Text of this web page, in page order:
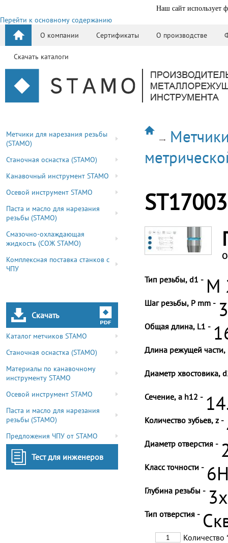
Наш сайт использует
Перейти к основному содержанию
О компании
Сертификаты О производстве
Скачать каталоги
Метчики для нарезания резьбы
(STAMO)
Станочная оснастка (STAMO)
Канавочный инструмент STAMO
Осевой инструмент STAMO
Паста и масло для нарезания
резьбы (STAMO)
Смазочно-охлаждающая
жидкость (СОЖ STAMO)
Комплексная поставка станков с
ЧПУ
Скачать
Каталог метчиков STAMO
Станочная оснастка (STAMO)
Материалы по канавочному
инструменту STAMO
Осевой инструмент STAMO
Паста и масло для нарезания
резьбы (STAMO)
Предложения ЧПУ от STAMO
Тест для инженеров
Тип резьбы, d1 - M
Шаг резьбы, P mm -
Общая длина, L1 -
Длина режущей части,
Диаметр хвостовика,
Сечение, a h12 -
Количество зубьев, z -
Диаметр отверстия -
Класс точности -
Глубина резьбы -
Тип отверстия -
Количество